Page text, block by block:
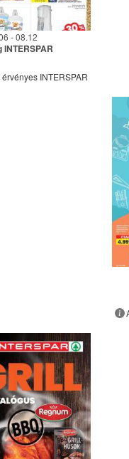
- 08.12
INTERSPAR